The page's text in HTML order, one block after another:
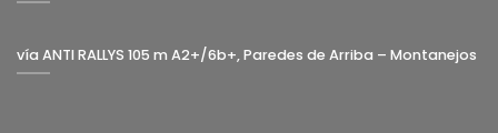
vía ANTI RALLYS 105 m A2+/6b+, Paredes de Arriba – Montanejos